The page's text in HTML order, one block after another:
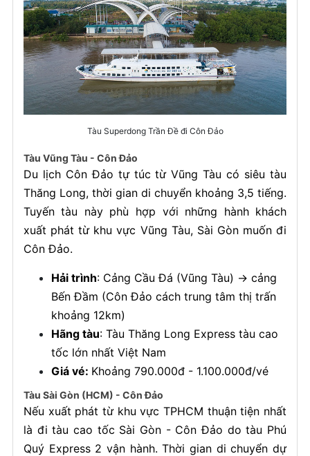
Tàu Superdong Trần Đề đi Côn Đảo
Tàu Vũng Tàu - Côn Đảo
Du lịch Côn Đảo tự túc từ Vũng Tàu có siêu tàu
Thăng Long, thời gian di chuyển khoảng 3,5 tiếng.
Tuyến tàu này phù hợp với những hành khách
xuất phát từ khu vực Vũng Tàu, Sài Gòn muốn đi
Côn Đảo.
Hải trình: Cảng Cầu Đá (Vũng Tàu) → cảng
Bến Đầm (Côn Đảo cách trung tâm thị trấn
khoảng 12km)
Hãng tàu: Tàu Thăng Long Express tàu cao
tốc lớn nhất Việt Nam
Giá vé: Khoảng 790.000đ - 1.100.000đ/vé
Tàu Sài Gòn (HCM) - Côn Đảo
Nếu xuất phát từ khu vực TPHCM thuận tiện nhất
là đi tàu cao tốc Sài Gòn - Côn Đảo do tàu Phú
Quý Express 2 vận hành. Thời gian di chuyển dự